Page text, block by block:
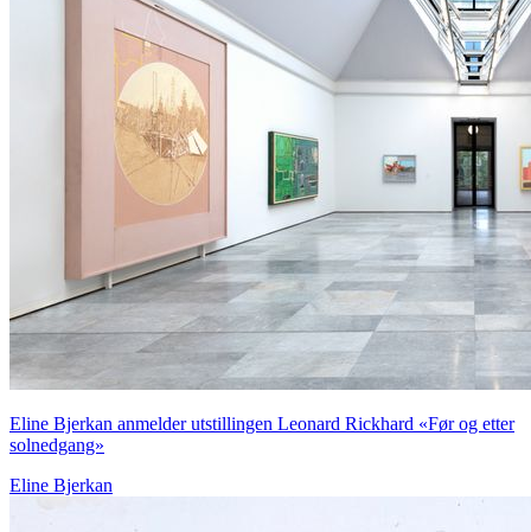
Eline Bjerkan anmelder utstillingen Leonard Rickhard «Før og etter
solnedgang»
Eline Bjerkan